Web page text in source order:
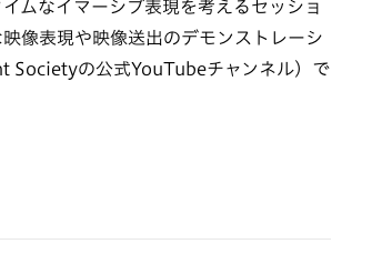
ムなイマーシブ表現を考えるセッショ
像表現や映像送出のデモンストレーシ
Societyの公式YouTubeチャンネル）で